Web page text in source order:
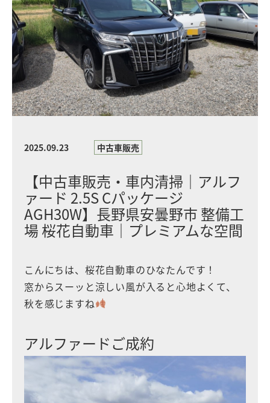
2025.09.23 中古車販売
【中古車販売・車内清掃｜アルフ
ァード 2.5S Cパッケージ
AGH30W】長野県安曇野市 整備工
場 桜花自動車｜プレミアムな空間
こんにちは、桜花自動車のひなたんです！
窓からスーッと涼しい風が入ると心地よくて、
秋を感じますね
アルファードご成約